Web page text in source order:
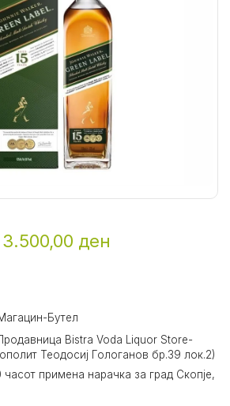
3.500,00 ден
Бутел
Bistra Voda Liquor Store-
Теодосиј Гологанов бр.39 лок.2)
часот примена нарачка за град Скопје,